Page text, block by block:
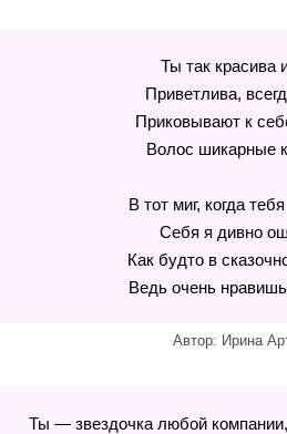
Ты так красива
Приветлива,
Приковывают к
Волос шикарные
В тот миг, когда
Себя я дивно
Как будто в
Ведь очень
Автор: Ирина
Ты — звездочка любой